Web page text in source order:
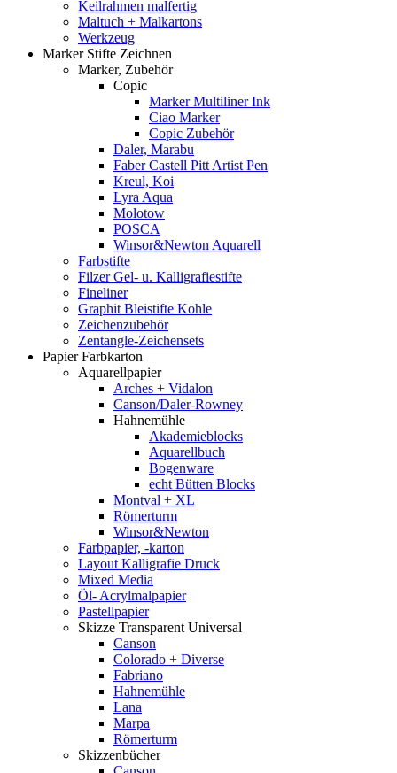
Keilrahmen malfertig
Maltuch + Malkartons
Werkzeug
Marker Stifte Zeichnen
Marker, Zubehör
Copic
Marker Multiliner Ink
Ciao Marker
Copic Zubehör
Daler, Marabu
Faber Castell Pitt Artist Pen
Kreul, Koi
Lyra Aqua
Molotow
POSCA
Winsor&Newton Aquarell
Farbstifte
Filzer Gel- u. Kalligrafiestifte
Fineliner
Graphit Bleistifte Kohle
Zeichenzubehör
Zentangle-Zeichensets
Papier Farbkarton
Aquarellpapier
Arches + Vidalon
Canson/Daler-Rowney
Hahnemühle
Akademieblocks
Aquarellbuch
Bogenware
echt Bütten Blocks
Montval + XL
Römerturm
Winsor&Newton
Farbpapier, -karton
Layout Kalligrafie Druck
Mixed Media
Öl- Acrylmalpapier
Pastellpapier
Skizze Transparent Universal
Canson
Colorado + Diverse
Fabriano
Hahnemühle
Lana
Marpa
Römerturm
Skizzenbücher